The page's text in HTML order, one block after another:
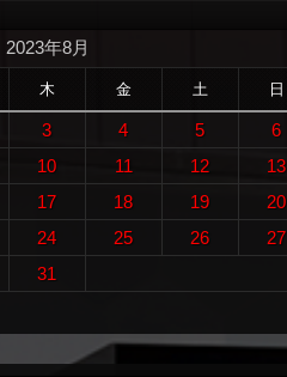
2023年8月
木 金 土 日
3 4 5
6
10 11 12
13
17 18 19
20
24 25 26
27
31